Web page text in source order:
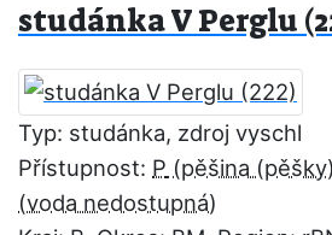
studánka V Perglu
Typ: studánka, zdroj vyschl
Přístupnost: P